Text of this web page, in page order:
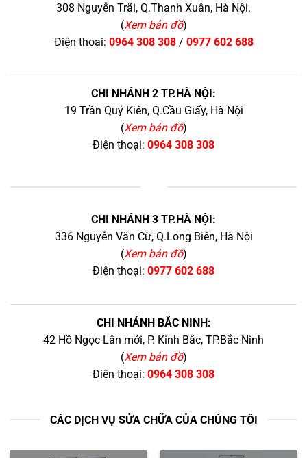
308 Nguyễn Trãi, Q.Thanh Xuân, Hà Nội.
(Xem bản đồ)
Điện thoại: 0964 308 308/ 0977 602 688
CHI NHÁNH 2 TP.HÀ NỘI:
19 Trần Quý Kiên, Q.Cầu Giấy, Hà Nội
(Xem bản đồ)
Điện thoại: 0964 308 308
CHI NHÁNH 3 TP.HÀ NỘI:
336 Nguyễn Văn Cừ, Q.Long Biên, Hà Nội
(Xem bản đồ)
Điện thoại: 0977 602 688
CHI NHÁNH BẮC NINH:
42 Hồ Ngọc Lân mới, P. Kinh Bắc, TP.Bắc Ninh
(Xem bản đồ)
Điện thoại: 0964 308 308
CÁC DỊCH VỤ SỬA CHỮA CỦA CHÚNG TÔI